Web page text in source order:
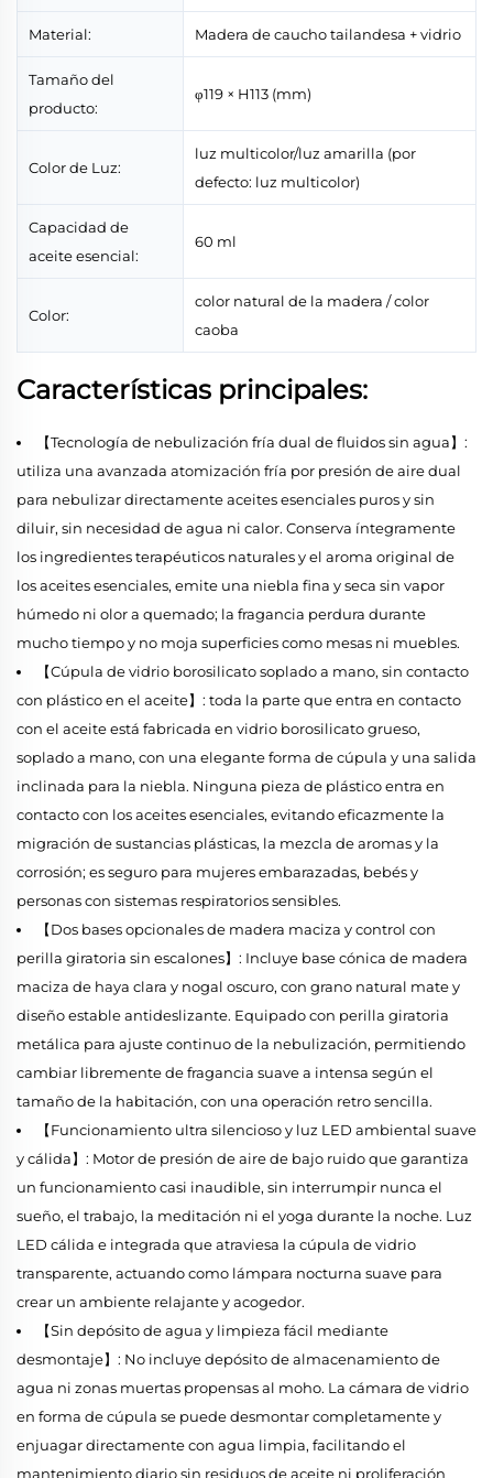
Material: Madera de caucho tailandesa + vidrio
Tamaño del
producto:
φ119 × H113 (mm)
Color de Luz:
luz multicolor/luz amarilla (por
defecto: luz multicolor)
Capacidad de
aceite esencial:
60 ml
Color:
color natural de la madera / color
caoba
Características principales:
【Tecnología de nebulización fría dual de fluidos sin agua】:
utiliza una avanzada atomización fría por presión de aire dual
para nebulizar directamente aceites esenciales puros y sin
diluir, sin necesidad de agua ni calor. Conserva íntegramente
los ingredientes terapéuticos naturales y el aroma original de
los aceites esenciales, emite una niebla fina y seca sin vapor
húmedo ni olor a quemado; la fragancia perdura durante
mucho tiempo y no moja superficies como mesas ni muebles.
【Cúpula de vidrio borosilicato soplado a mano, sin contacto
con plástico en el aceite】: toda la parte que entra en contacto
con el aceite está fabricada en vidrio borosilicato grueso,
soplado a mano, con una elegante forma de cúpula y una salida
inclinada para la niebla. Ninguna pieza de plástico entra en
contacto con los aceites esenciales, evitando eficazmente la
migración de sustancias plásticas, la mezcla de aromas y la
corrosión; es seguro para mujeres embarazadas, bebés y
personas con sistemas respiratorios sensibles.
【Dos bases opcionales de madera maciza y control con
perilla giratoria sin escalones】: Incluye base cónica de madera
maciza de haya clara y nogal oscuro, con grano natural mate y
diseño estable antideslizante. Equipado con perilla giratoria
metálica para ajuste continuo de la nebulización, permitiendo
cambiar libremente de fragancia suave a intensa según el
tamaño de la habitación, con una operación retro sencilla.
【Funcionamiento ultra silencioso y luz LED ambiental suave
y cálida】: Motor de presión de aire de bajo ruido que garantiza
un funcionamiento casi inaudible, sin interrumpir nunca el
sueño, el trabajo, la meditación ni el yoga durante la noche. Luz
LED cálida e integrada que atraviesa la cúpula de vidrio
transparente, actuando como lámpara nocturna suave para
crear un ambiente relajante y acogedor.
【Sin depósito de agua y limpieza fácil mediante
desmontaje】: No incluye depósito de almacenamiento de
agua ni zonas muertas propensas al moho. La cámara de vidrio
en forma de cúpula se puede desmontar completamente y
enjuagar directamente con agua limpia, facilitando el
mantenimiento diario sin residuos de aceite ni proliferación